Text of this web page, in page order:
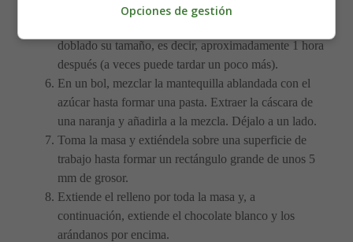
ligeramente más cálido, si es posible (como un
doblado su tamaño, es decir, aproximadamente 1 hora
después (a veces puede tardar un poco más).
En un bol, mezclar la mantequilla ablandada con el
azúcar hasta formar una pasta. Extraer la cáscara de
una naranja y añadirla a la mezcla. Déjalo a un lado.
Toma la masa y extiéndela sobre una superficie de
trabajo hasta formar un rectángulo grande de unos 5
mm de grosor.
Extiende el relleno por toda la masa y, a
continuación, extiende el chocolate blanco y los
arándanos por encima.
Opciones de gestión